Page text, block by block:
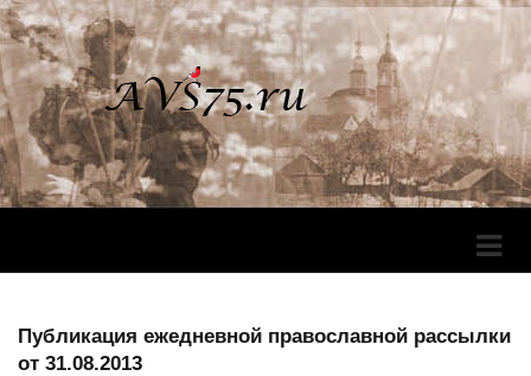
Публикация ежедневной православной рассылки
от 31.08.2013